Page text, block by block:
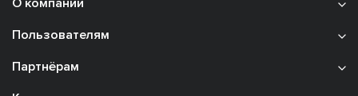
О компании
Пользователям
Партнёрам